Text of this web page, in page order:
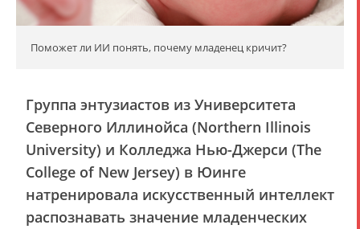
Поможет ли ИИ понять, почему младенец кричит?
Группа энтузиастов из Университета
Северного Иллинойса (Northern Illinois
University) и Колледжа Нью-Джерси (The
College of New Jersey) в Юинге
натренировала искусственный интеллект
распознавать значение младенческих